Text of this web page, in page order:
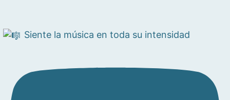
Siente la música en toda su intensidad